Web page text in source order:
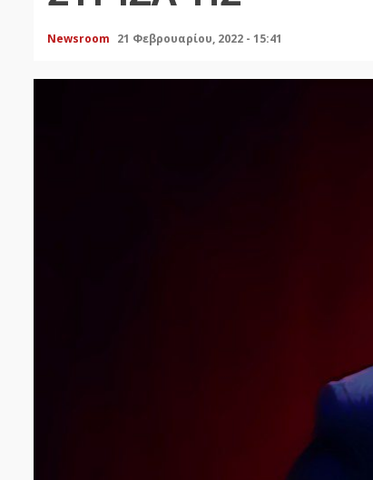
Newsroom 21 Φεβρουαρίου, 2022 - 15:41